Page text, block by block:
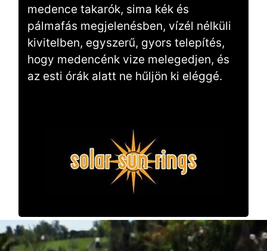
medence takarók, sima kék és
pálmafás megjelenésben, vízél nélküli
kivitelben, egyszerű, gyors telepítés,
hogy medencénk vize melegedjen, és
az esti órák alatt ne hűljön ki eléggé.